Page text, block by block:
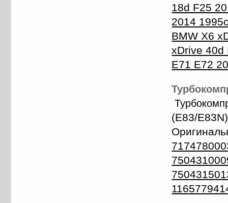
18d F25
2014
BMW X6
xDrive 40d
E71 E72
(E83/